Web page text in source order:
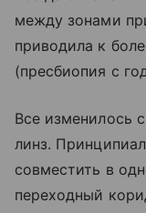
между зонами
приводила к
(пресбиопия с
Все изменилось
линз.
совместить в
переходный